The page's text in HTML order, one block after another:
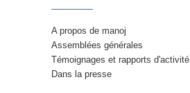
A propos de manoj
Assemblées générales
Témoignages et rapports d'activité
Dans la presse